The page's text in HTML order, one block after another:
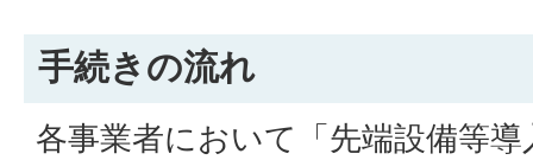
手続きの流れ
各事業者において「先端設備等